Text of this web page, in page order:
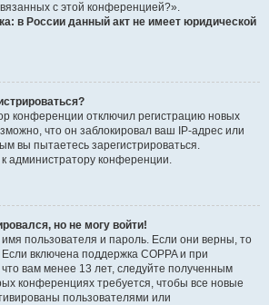
с этой конференцией?».
в России данный акт не имеет юридической
конференции отключил регистрацию новых
что он заблокировал ваш IP-адрес или
вы пытаетесь зарегистрироваться.
администратору конференции.
но не могу войти!
пользователя и пароль. Если они верны, то
включена поддержка COPPA и при
вам менее 13 лет, следуйте полученным
конференциях требуется, чтобы все новые
пользователями или